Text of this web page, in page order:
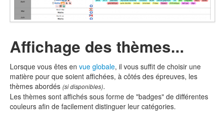
Affichage des thèmes...
Lorsque vous êtes en vue globale, il vous suffit de choisir une
matière pour que soient affichées, à côtés des épreuves, les
thèmes abordés (si disponibles).
Les thèmes sont affichés sous forme de "badges" de différentes
couleurs afin de facilement distinguer leur catégories.